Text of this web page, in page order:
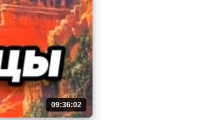
09:36:02